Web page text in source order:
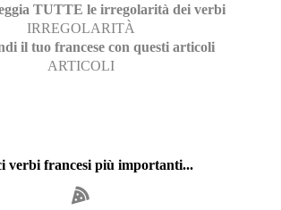
TUTTE le irregolarità dei verbi
IRREGOLARITÀ
il tuo francese con questi articoli
ARTICOLI
verbi francesi più importanti...